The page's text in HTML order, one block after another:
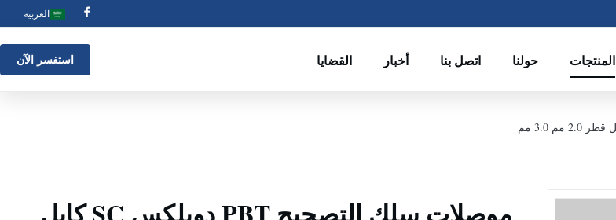
العربية
المنتجات حولنا اتصل بنا أخبار القضايا استفسر الآن